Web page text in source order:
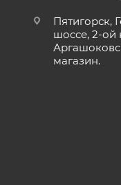
Пятигорск,
шоссе, 2-ой
магазин.